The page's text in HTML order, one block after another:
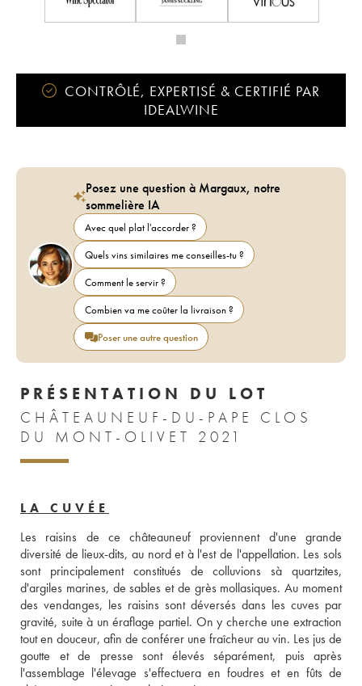
CONTRÔLÉ, EXPERTISÉ & CERTIFIÉ PAR
IDEALWINE
Posez une question à Margaux, notre
sommelière IA
Avec quel plat l'accorder ?
Quels vins similaires me conseilles-tu ?
Comment le servir ?
Combien va me coûter la livraison ?
Poser une autre question
PRÉSENTATION DU LOT
CHÂTEAUNEUF-DU-PAPE CLOS
DU MONT-OLIVET 2021
LA CUVÉE
Les raisins de ce châteauneuf proviennent d'une grande
diversité de lieux-dits, au nord et à l'est de l'appellation. Les sols
sont principalement constitués de colluvions sà quartzites,
d'argiles marines, de sables et de grès mollasiques. Au moment
des vendanges, les raisins sont déversés dans les cuves par
gravité, suite à un éraflage partiel. On y cherche une extraction
tout en douceur, afin de conférer une fraîcheur au vin. Les jus de
goutte et de presse sont élevés séparément, puis après
l'assemblage l'élevage s'effectuera en foudres et en fûts de